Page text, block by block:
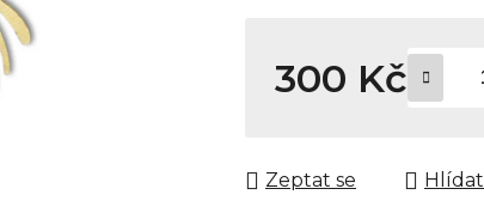
300 Kč
Zeptat se Hlídat